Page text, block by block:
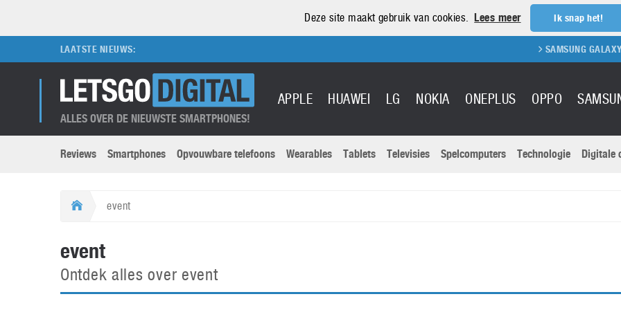
Deze site maakt gebruik van cookies. Lees meer Ik snap het!
LAATSTE NIEUWS: SAMSUNG GALAXY
ALLES OVER DE NIEUWSTE SMARTPHONES!
APPLE HUAWEI LG NOKIA ONEPLUS OPPO
Merken submenu
Apple
Computermuseum
Honor
Huawei
OnePlus
Oppo
Nikon
Reviews Smartphones Opvouwbare telefoons Wearables Tablets Televisies Spelcomputers Technologie Digitale
Categorien submenu
Aanbiedingen
Abonnement
Digitale camera’s
DSLR camera’s
Televisies
event
event
Ontdek alles over event